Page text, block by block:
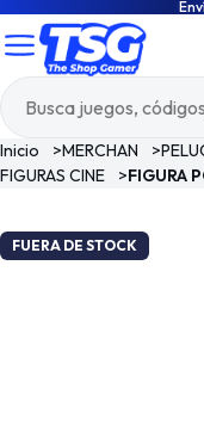
Inicio >MERCHAN >
FIGURAS CINE
>FIGURA
FUERA DE STOCK